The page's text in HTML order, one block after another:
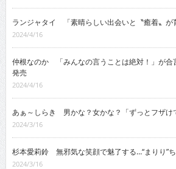
ランジャタイ 「素晴らしい出会いと〝癒着〟が
2024/4/16
仲根なのか 「みんなの言うことは絶対！」が合
発売
2024/4/16
あぁ～しらき 男かな？女かな？「ずっとフザけ
2024/3/16
杉本愛莉鈴 無邪気な笑顔で魅了する…“まりり”ち
2024/3/16